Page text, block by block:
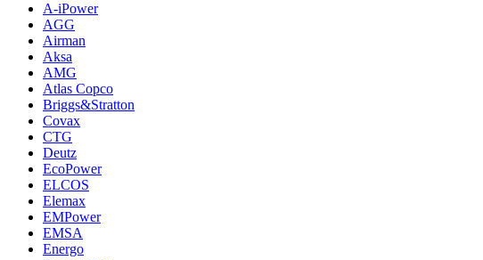
A-iPower
AGG
Airman
Aksa
AMG
Atlas Copco
Briggs&Stratton
Covax
CTG
Deutz
EcoPower
ELCOS
Elemax
EMPower
EMSA
Energo